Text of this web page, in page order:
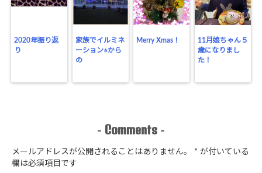
2020年振り返
り
家族でイルミネ
ーション⭐︎から
の
Merry Xmas！
11月娘ちゃん５
歳になりまし
た！
- Comments -
メールアドレスが公開されることはありません。 * が付いている
欄は必須項目です